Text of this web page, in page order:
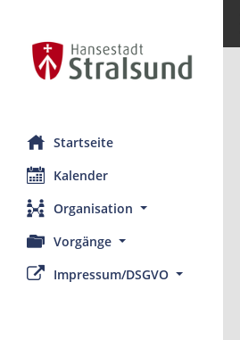
Startseite
Kalender
Organisation
Vorgänge
Impressum/DSGVO